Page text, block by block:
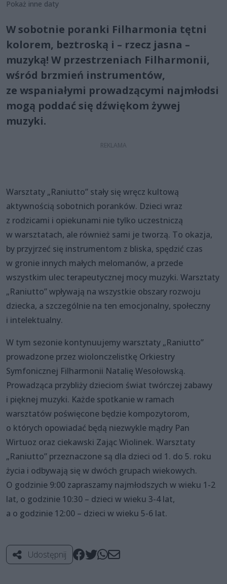
Pokaż inne daty
W sobotnie poranki Filharmonia tętni
kolorem, beztroską i – rzecz jasna –
muzyką! W przestrzeniach Filharmonii,
wśród brzmień instrumentów,
ze wspaniałymi prowadzącymi najmłodsi
mogą poddać się dźwiękom żywej
muzyki.
Warsztaty „Raniutto” stały się wręcz kultową
aktywnością sobotnich poranków. Dzieci wraz
z rodzicami i opiekunami nie tylko uczestniczą
w warsztatach, ale również sami je tworzą. To okazja,
by przyjrzeć się instrumentom z bliska, spędzić czas
w gronie innych małych melomanów, a przede
wszystkim ulec terapeutycznej mocy muzyki. Warsztaty
„Raniutto” wpływają na wszystkie obszary rozwoju
dziecka, a szczególnie na ten emocjonalny, społeczny
i intelektualny.
W tym sezonie kontynuujemy warsztaty „Raniutto”
prowadzone przez wiolonczelistkę Orkiestry
Symfonicznej Filharmonii Natalię Wesołowską.
Prowadząca przybliży dzieciom świat twórczej zabawy
i pięknej muzyki. Każde spotkanie w ramach
warsztatów poświęcone będzie kompozytorom,
o których opowiadać będą niezwykle mądry Pan
Wirtuoz oraz ciekawski Zając Wiolinek. Warsztaty
„Raniutto” przeznaczone są dla dzieci od 1. do 5. roku
życia i odbywają się w dwóch grupach wiekowych.
O godzinie 9:00 zapraszamy najmłodszych w wieku 1-2
lat, o godzinie 10:30 – dzieci w wieku 3-4 lat,
a o godzinie 12:00 – dzieci w wieku 5-6 lat.
Udostępnij